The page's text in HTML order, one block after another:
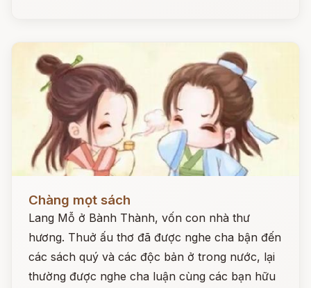
Chàng mọt sách
Lang Mỗ ở Bành Thành, vốn con nhà thư
hương. Thuở ấu thơ đã được nghe cha bận đến
các sách quý và các độc bản ở trong nước, lại
thường được nghe cha luận cùng các bạn hữu